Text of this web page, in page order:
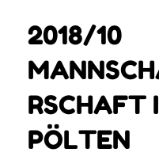
2018/10
RSCHAFT
PÖLTEN